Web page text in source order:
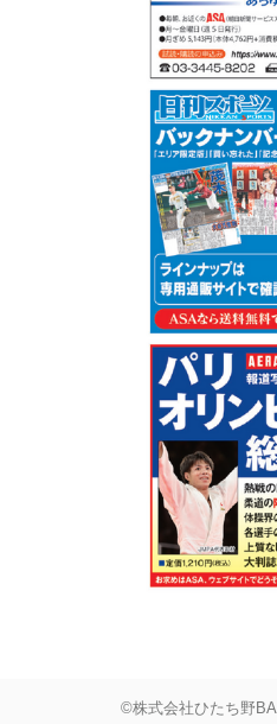
©株式会社ひたち野